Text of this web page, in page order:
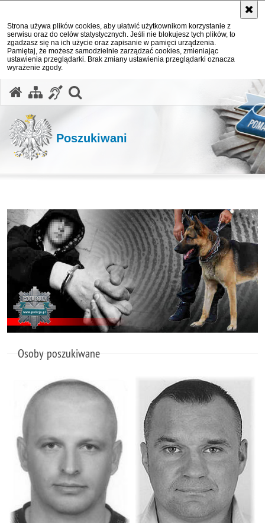
Strona używa plików cookies, aby ułatwić użytkownikom korzystanie z
serwisu oraz do celów statystycznych. Jeśli nie blokujesz tych plików, to
zgadzasz się na ich użycie oraz zapisanie w pamięci urządzenia.
Pamiętaj, że możesz samodzielnie zarządzać cookies, zmieniając
ustawienia przeglądarki. Brak zmiany ustawienia przeglądarki oznacza
wyrażenie zgody.
Poszukiwani
Osoby poszukiwane